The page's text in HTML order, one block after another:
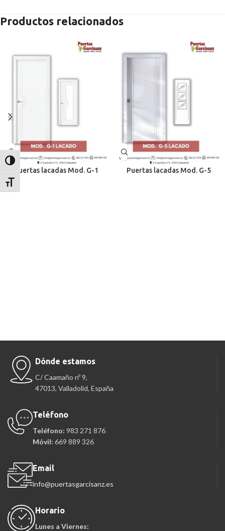
Alternar alto contraste
Alternar tamaño de letra
Productos relacionados
Puertas lacadas Mod. G-1 Puertas lacadas Mod. G-5
Dónde estamos
C/ Caamaño nº 9,
47013, Valladolid, España
Teléfono
Teléfono: 983 271 876
Móvil: 669 889 326
Email
info@puertasgarcisanz.es
Horario
Lunes a Viernes: